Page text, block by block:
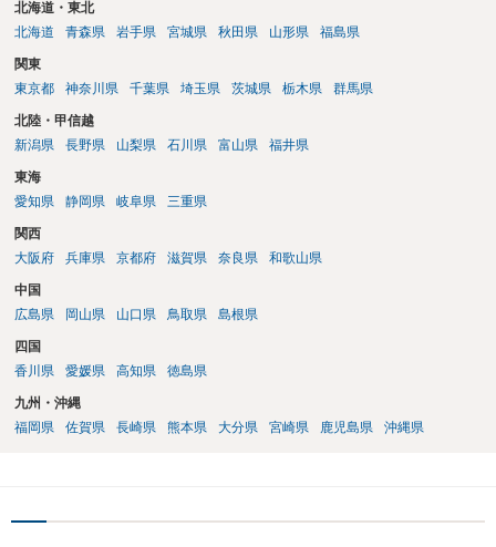
北海道・東北
北海道
青森県 岩手県 宮城県 秋田県 山形県 福島県
関東
東京都
神奈川県 千葉県 埼玉県 茨城県 栃木県 群馬県
北陸・甲信越
新潟県
長野県 山梨県 石川県 富山県 福井県
東海
愛知県
静岡県 岐阜県 三重県
関西
大阪府
兵庫県 京都府 滋賀県 奈良県 和歌山県
中国
広島県
岡山県 山口県 鳥取県 島根県
四国
香川県
愛媛県 高知県 徳島県
九州・沖縄
福岡県
佐賀県 長崎県 熊本県 大分県 宮崎県 鹿児島県 沖縄県